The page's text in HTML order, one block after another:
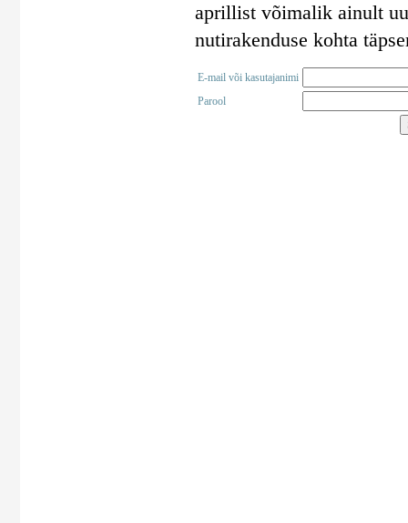
aprillist võimalik ainult
nutirakenduse kohta
E-mail või kasutajanimi
Parool